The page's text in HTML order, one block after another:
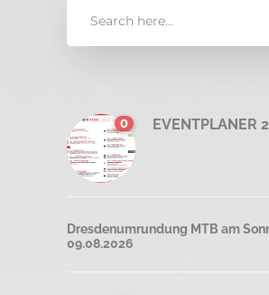
0 EVENTPLANER
Dresdenumrundung MTB am
09.08.2026